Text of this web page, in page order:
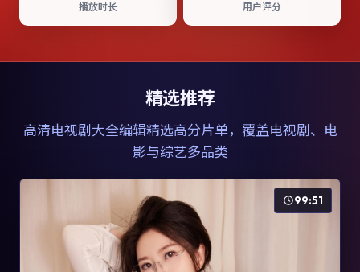
播放时长 用户评分
精选推荐
高清电视剧大全编辑精选高分片单，覆盖电视剧、电
影与综艺多品类
99:51